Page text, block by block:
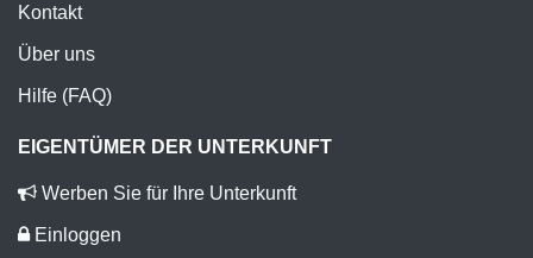
Kontakt
Über uns
Hilfe (FAQ)
EIGENTÜMER DER UNTERKUNFT
Werben Sie für Ihre Unterkunft
Einloggen